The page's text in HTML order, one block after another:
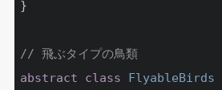
}
// 飛ぶタイプの鳥類
abstract
class FlyableBirds